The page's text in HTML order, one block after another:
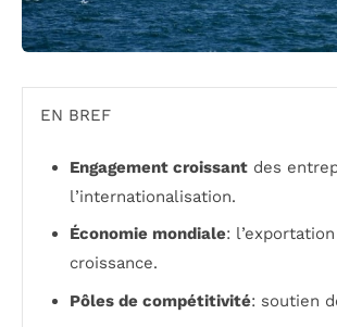
EN BREF
Engagement croissant des
l’internationalisation.
Économie mondiale:
croissance.
Pôles de compétitivité: soutien